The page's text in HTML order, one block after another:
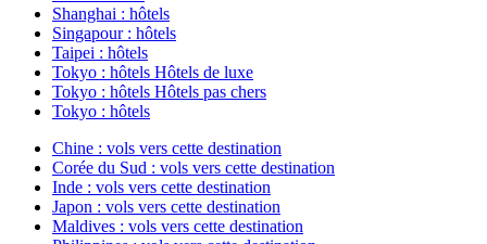
Shanghai : hôtels
Singapour : hôtels
Taipei : hôtels
Tokyo : hôtels Hôtels de luxe
Tokyo : hôtels Hôtels pas chers
Tokyo : hôtels
Chine : vols vers cette destination
Corée du Sud : vols vers cette destination
Inde : vols vers cette destination
Japon : vols vers cette destination
Maldives : vols vers cette destination